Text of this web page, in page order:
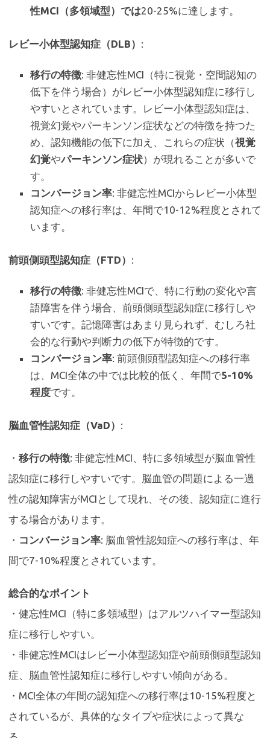
性MCI（多領域型）では20-25%に達します。
レビー小体型認知症（DLB） :
移行の特徴: 非健忘性MCI（特に視覚・空間認知の
低下を伴う場合）がレビー小体型認知症に移行し
やすいとされています。レビー小体型認知症は、
視覚幻覚やパーキンソン症状などの特徴を持つた
め、認知機能の低下に加え、これらの症状（視覚
幻覚やパーキンソン症状）が現れることが多いで
す。
コンバージョン率: 非健忘性MCIからレビー小体型
認知症への移行率は、年間で10-12%程度とされて
います。
前頭側頭型認知症（FTD） :
移行の特徴: 非健忘性MCIで、特に行動の変化や言
語障害を伴う場合、前頭側頭型認知症に移行しや
すいです。記憶障害はあまり見られず、むしろ社
会的な行動や判断力の低下が特徴的です。
コンバージョン率: 前頭側頭型認知症への移行率
は、MCI全体の中では比較的低く、年間で5-10%
程度です。
脳血管性認知症（VaD） :
・ 移行の特徴: 非健忘性MCI、特に多領域型が脳血管性
認知症に移行しやすいです。脳血管の問題による一過
性の認知障害がMCIとして現れ、その後、認知症に進行
する場合があります。
・ コンバージョン率: 脳血管性認知症への移行率は、年
間で7-10%程度とされています。
総合的なポイント
・健忘性MCI（特に多領域型）はアルツハイマー型認知
症に移行しやすい。
・非健忘性MCIはレビー小体型認知症や前頭側頭型認知
症、脳血管性認知症に移行しやすい傾向がある。
・MCI全体の年間の認知症への移行率は10-15%程度と
されているが、具体的なタイプや症状によって異な